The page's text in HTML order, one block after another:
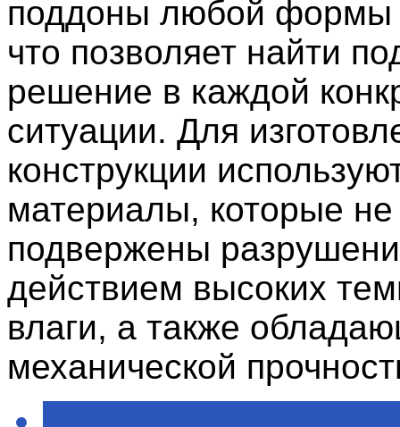
поддоны любой формы
что позволяет найти
решение в каждой
ситуации. Для
конструкции
материалы, которые не
подвержены
действием высоких
влаги, а также
механической